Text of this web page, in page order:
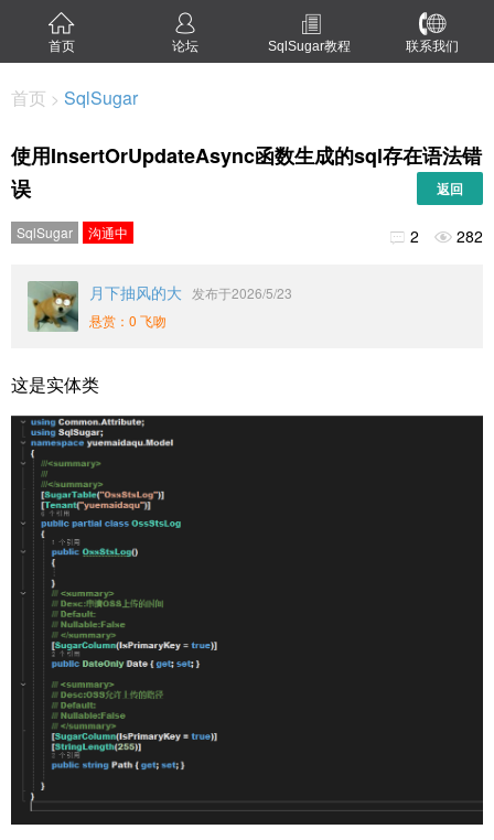
首页 论坛 SqlSugar教程 联系我们
首页 > SqlSugar
使用InsertOrUpdateAsync函数生成的sql存在语法错
误
返回
SqlSugar 沟通中  2  282
月下抽风的大
发布于2026/5/23
悬赏：0 飞吻
这是实体类